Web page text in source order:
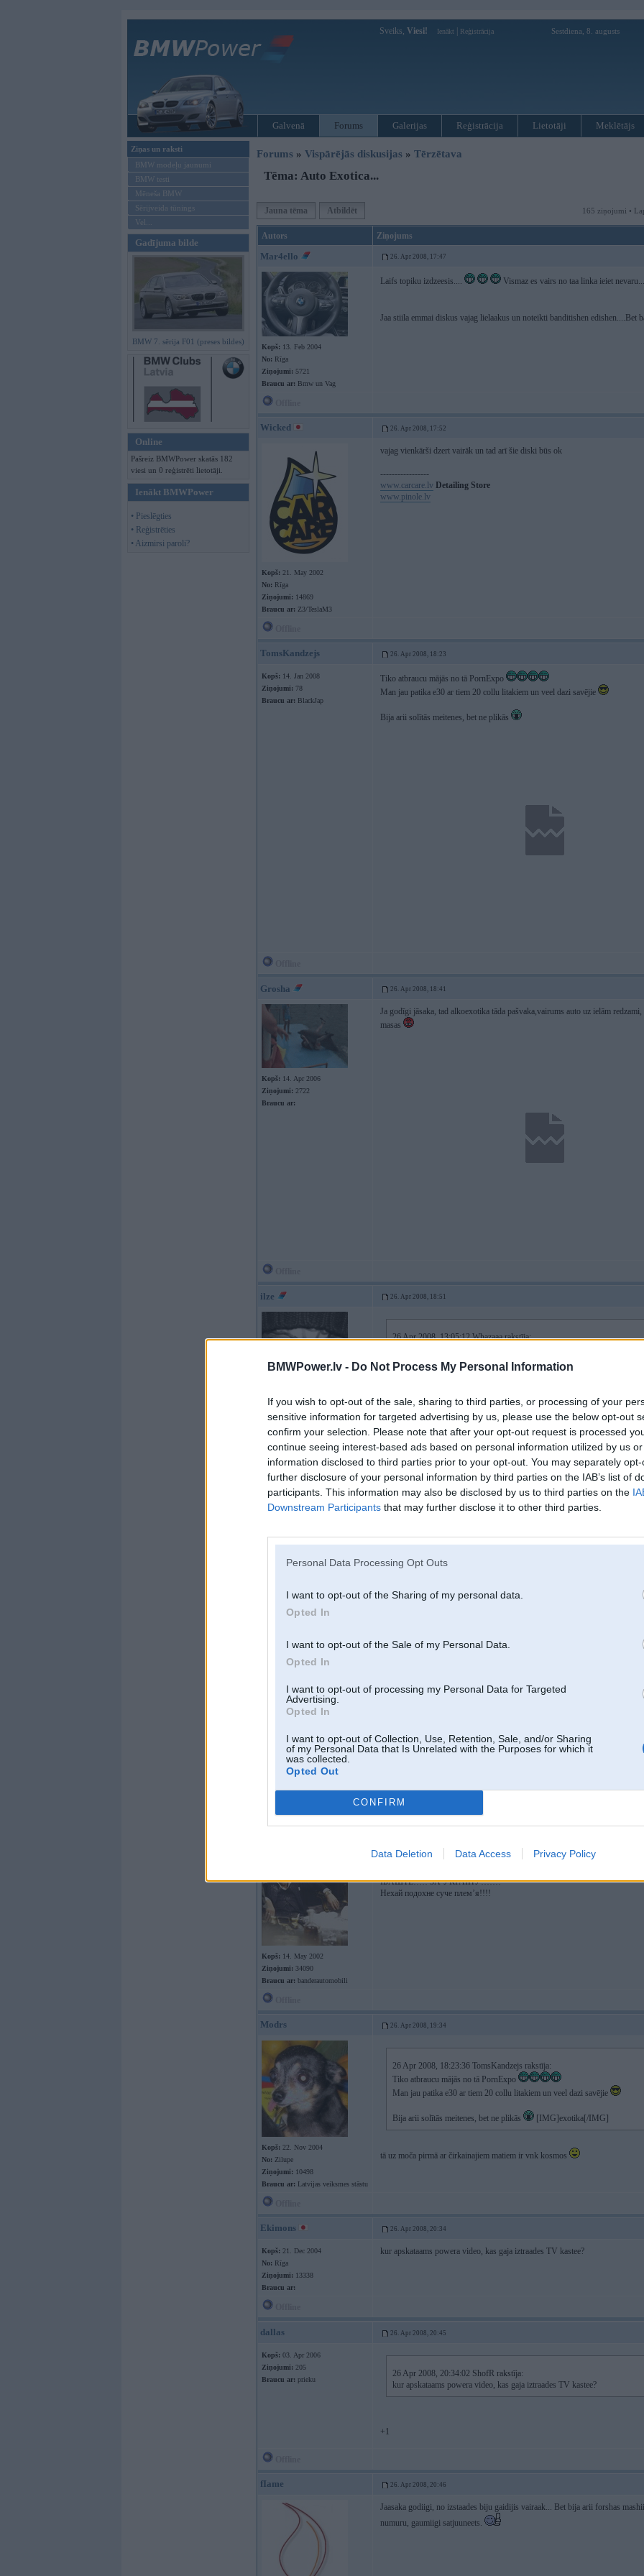
BMWPower.lv - Do Not Process My Personal Information
If you wish to opt-out of the sale, sharing to third parties, or processing of your
sensitive information for targeted advertising by us, please use the below opt-out
confirm your selection. Please note that after your opt-out request is processed
continue seeing interest-based ads based on personal information utilized by us
information disclosed to third parties prior to your opt-out. You may separately
further disclosure of your personal information by third parties on the IAB’s list of
participants. This information may also be disclosed by us to third parties on the
Downstream Participants that may further disclose it to other third parties.
Personal Data Processing Opt Outs
I want to opt-out of the Sharing of my personal data.
Opted In
I want to opt-out of the Sale of my Personal Data.
Opted In
I want to opt-out of processing my Personal Data for Targeted
Advertising.
Opted In
I want to opt-out of Collection, Use, Retention, Sale, and/or Sharing
of my Personal Data that Is Unrelated with the Purposes for which it
was collected.
Opted Out
CONFIRM
Data Deletion Data Access Privacy Policy
Sveiks, Viesi! Ienākt Reģistrācija Sestdiena, 8. augusts
Galvenā Forums Galerijas Reģistrācija Lietotāji Meklētājs
Ziņas un raksti
BMW modeļu jaunumi
BMW testi
Mēneša BMW
Sērijveida tūnings
Vel...
Gadījuma bilde
BMW 7. sērija F01 (preses bildes)
Online
Pašreiz BMWPower skatās 182
viesi un 0 reģistrēti lietotāji.
Ienākt BMWPower
• Pieslēgties
• Reģistrēties
• Aizmirsi paroli?
Forums » Vispārējās diskusijas » Tērzētava
Tēma: Auto Exotica...
Jauna tēma Atbildēt 165 ziņojumi •
Autors Ziņojums
Mar4ello 26. Apr 2008, 17:47
Kopš: 13. Feb 2004
No: Rīga
Ziņojumi: 5721
Braucu ar: Bmw un Vag
Laifs topiku izdzeesis.... Vismaz es vairs no taa linka ieiet
Jaa stiila emmai diskus vajag lielaakus un noteikti banditishen edishen....Bet
Wicked 26. Apr 2008, 17:52
Kopš: 21. May 2002
No: Rīga
Ziņojumi: 14869
Braucu ar: Z3/TeslaM3
vajag vienkārši dzert vairāk un tad arī šie diski būs ok
-----------------
www.carcare.lv Detailing Store
www.pinole.lv
TomsKandzejs 26. Apr 2008, 18:23
Kopš: 14. Jan 2008
Ziņojumi: 78
Braucu ar: BlackJap
Tiko atbraucu mājās no tā PornExpo
Man jau patika e30 ar tiem 20 collu litakiem un veel dazi savējie
Bija arii solītās meitenes, bet ne plikās
Grosha 26. Apr 2008, 18:41
Kopš: 14. Apr 2006
Ziņojumi: 2722
Braucu ar:
Ja godīgi jāsaka, tad alkoexotika tāda pašvaka,vairums auto uz ielām
masas
ilze 26. Apr 2008, 18:51
Ziņojumi: 4879
Braucu ar:
26 Apr 2008, 13:05:12 Whazaaa rakstīja:
-----------------
Kopš: 14. May 2002
Ziņojumi: 34090
Braucu ar: banderautomobili
ІБАШТЕ!!!!! ЗА УКРАЇНУ!!!!!!!
Нехай подохне суче плем’я!!!!
Modrs 26. Apr 2008, 19:34
Kopš: 22. Nov 2004
No: Zilupe
Ziņojumi: 10498
Braucu ar: Latvijas veiksmes stāstu
26 Apr 2008, 18:23:36 TomsKandzejs rakstīja:
Tiko atbraucu mājās no tā PornExpo
Man jau patika e30 ar tiem 20 collu litakiem un veel dazi savējie
Bija arii solītās meitenes, bet ne plikās [IMG]exotika[/IMG]
tā uz moča pirmā ar čirkainajiem matiem ir vnk kosmos
Ekimons 26. Apr 2008, 20:34
Kopš: 21. Dec 2004
No: Rīga
Ziņojumi: 13338
Braucu ar:
kur apskataams powera video, kas gaja iztraades TV kastee?
dallas 26. Apr 2008, 20:45
Kopš: 03. Apr 2006
Ziņojumi: 205
Braucu ar: prieku
26 Apr 2008, 20:34:02 ShofR rakstīja:
kur apskataams powera video, kas gaja iztraades TV kastee?
+1
fIame 26. Apr 2008, 20:46
Jaasaka godiigi, no izstaades biju gaidijis vairaak... Bet bija arii forshas
numuru, gaumiigi satjuuneets.